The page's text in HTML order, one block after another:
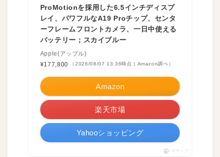
ProMotionを採用した6.5インチディスプ
レイ、パワフルなA19 Proチップ、センタ
ーフレームフロントカメラ、一日中使える
バッテリー；スカイブルー
Apple(アップル)
¥177,800
（2026/08/07 13:36時点 | Amazon調べ）
Amazon
楽天市場
Yahooショッピング
ポチップ